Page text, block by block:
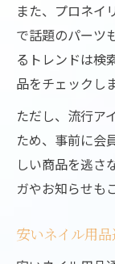
また、プロネイ
で話題のパーツ
るトレンドは検
品をチェックし
ただし、流行ア
ため、事前に会
しい商品を逃さ
ガやお知らせも
安いネイル用